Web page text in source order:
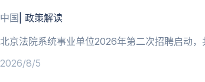
中国 政策解读
北京法院系统事业单位2026年第二次招聘启动
2026/8/5